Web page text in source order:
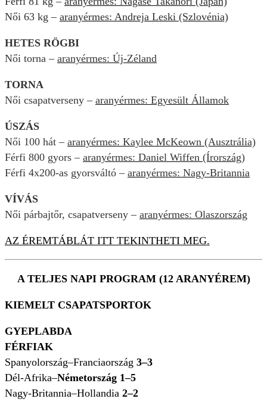
Női 63 kg – aranyérmes: Andreja Leski (Szlovénia)
HETES RÖGBI
Női torna – aranyérmes: Új-Zéland
TORNA
Női csapatverseny – aranyérmes: Egyesült Államok
ÚSZÁS
Női 100 hát – aranyérmes: Kaylee McKeown (Ausztrália)
Férfi 800 gyors – aranyérmes: Daniel Wiffen (Írország)
Férfi 4x200-as gyorsváltó – aranyérmes: Nagy-Britannia
VÍVÁS
Női párbajtőr, csapatverseny – aranyérmes: Olaszország
AZ ÉREMTÁBLÁT ITT TEKINTHETI MEG.
A TELJES NAPI PROGRAM (12 ARANYÉREM)
KIEMELT CSAPATSPORTOK
GYEPLABDA
FÉRFIAK
Spanyolország–Franciaország 3–3
Dél-Afrika–Németország 1–5
Nagy-Britannia–Hollandia 2–2